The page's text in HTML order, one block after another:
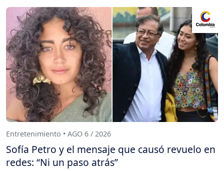
Entretenimiento • AGO 6 / 2026
Sofía Petro y el mensaje que causó revuelo en
redes: “Ni un paso atrás”